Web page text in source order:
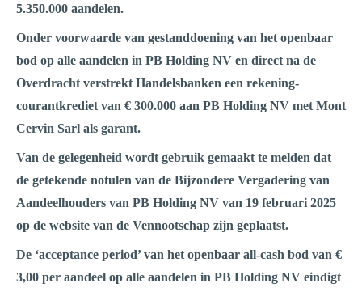
5.350.000 aandelen.
Onder voorwaarde van gestanddoening van het openbaar
bod op alle aandelen in PB Holding NV en direct na de
Overdracht verstrekt Handelsbanken een rekening-
courantkrediet van € 300.000 aan PB Holding NV met Mont
Cervin Sarl als garant.
Van de gelegenheid wordt gebruik gemaakt te melden dat
de getekende notulen van de Bijzondere Vergadering van
Aandeelhouders van PB Holding NV van 19 februari 2025
op de website van de Vennootschap zijn geplaatst.
De ‘acceptance period’ van het openbaar all-cash bod van €
3,00 per aandeel op alle aandelen in PB Holding NV eindigt